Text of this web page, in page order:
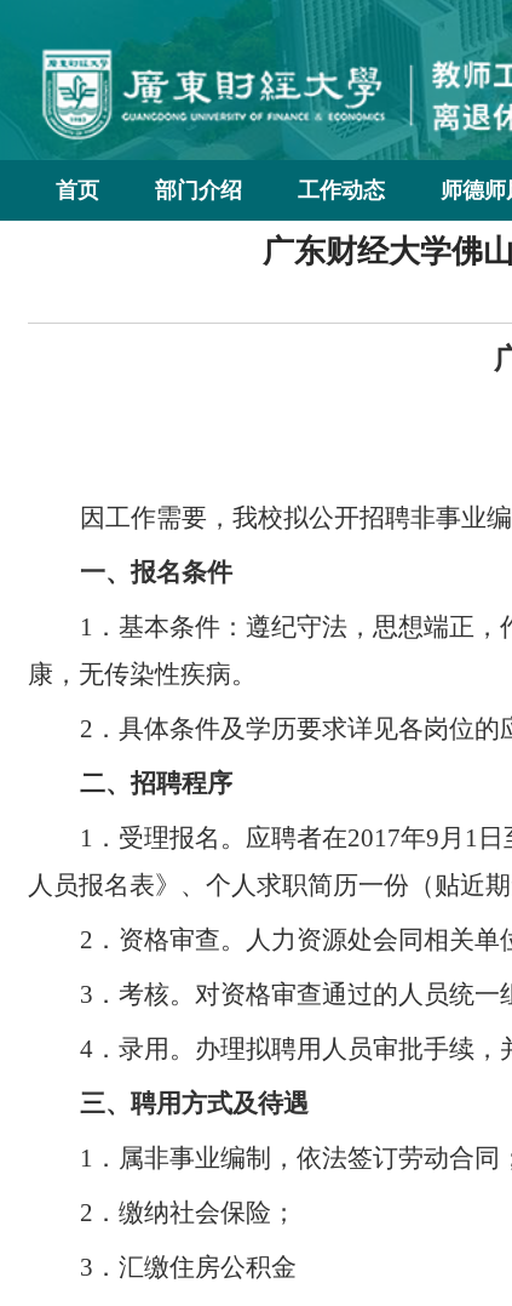
首页 部门介绍 工作动态 师德师
广东财经大学佛
因工作需要，我校拟公开招聘非事业
一、报名条件
1 ．基本条件：遵纪守法，思想端正
康，无传染性疾病。
2 ．具体条件及学历要求详见各岗位的
二、招聘程序
1 ．受理报名。应聘者在2017年9月1
人员报名表》、个人求职简历一份（贴近
2 ．资格审查。人力资源处会同相关单
3 ．考核。对资格审查通过的人员统
4．录用。办理拟聘用人员审批手续，
三、聘用方式及待遇
1 ．属非事业编制，依法签订劳动合同
2 ．缴纳社会保险；
3 ．汇缴住房公积金